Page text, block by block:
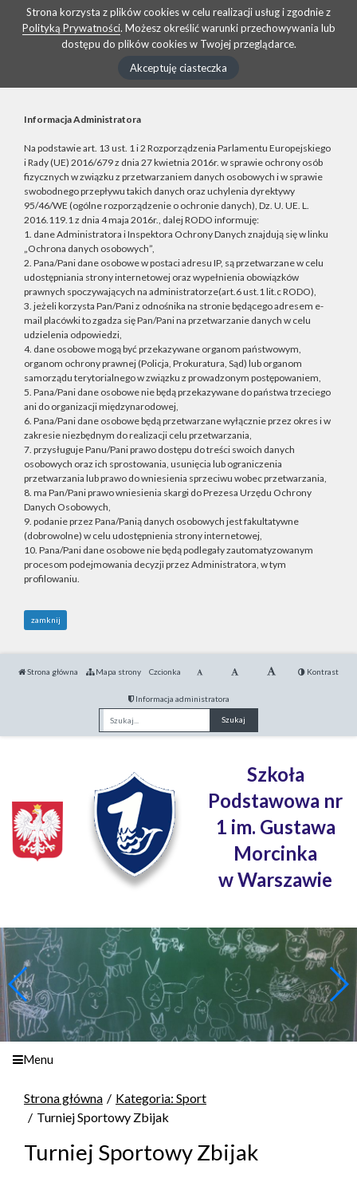
Strona korzysta z plików cookies w celu realizacji usług i zgodnie z
Polityką Prywatności. Możesz określić warunki przechowywania lub
dostępu do plików cookies w Twojej przeglądarce.
Akceptuję ciasteczka
Informacja Administratora
Na podstawie art. 13 ust. 1 i 2 Rozporządzenia Parlamentu Europejskiego
i Rady (UE) 2016/679 z dnia 27 kwietnia 2016r. w sprawie ochrony osób
fizycznych w związku z przetwarzaniem danych osobowych i w sprawie
swobodnego przepływu takich danych oraz uchylenia dyrektywy
95/46/WE (ogólne rozporządzenie o ochronie danych), Dz. U. UE. L.
2016.119.1 z dnia 4 maja 2016r., dalej RODO informuję:
1. dane Administratora i Inspektora Ochrony Danych znajdują się w linku
„Ochrona danych osobowych”,
2. Pana/Pani dane osobowe w postaci adresu IP, są przetwarzane w celu
udostępniania strony internetowej oraz wypełnienia obowiązków
prawnych spoczywających na administratorze(art.6 ust.1 lit.c RODO),
3. jeżeli korzysta Pan/Pani z odnośnika na stronie będącego adresem e-
mail placówki to zgadza się Pan/Pani na przetwarzanie danych w celu
udzielenia odpowiedzi,
4. dane osobowe mogą być przekazywane organom państwowym,
organom ochrony prawnej (Policja, Prokuratura, Sąd) lub organom
samorządu terytorialnego w związku z prowadzonym postępowaniem,
5. Pana/Pani dane osobowe nie będą przekazywane do państwa trzeciego
ani do organizacji międzynarodowej,
6. Pana/Pani dane osobowe będą przetwarzane wyłącznie przez okres i w
zakresie niezbędnym do realizacji celu przetwarzania,
7. przysługuje Panu/Pani prawo dostępu do treści swoich danych
osobowych oraz ich sprostowania, usunięcia lub ograniczenia
przetwarzania lub prawo do wniesienia sprzeciwu wobec przetwarzania,
8. ma Pan/Pani prawo wniesienia skargi do Prezesa Urzędu Ochrony
Danych Osobowych,
9. podanie przez Pana/Panią danych osobowych jest fakultatywne
(dobrowolne) w celu udostępnienia strony internetowej,
10. Pana/Pani dane osobowe nie będą podlegały zautomatyzowanym
procesom podejmowania decyzji przez Administratora, w tym
profilowaniu.
zamknij
Strona główna Mapa strony Czcionka Kontrast
Informacja administratora
Fraza
Szkoła
Podstawowa nr
1 im. Gustawa
Morcinka
w Warszawie
Menu
Strona główna
Kategoria: Sport
Turniej Sportowy Zbijak
Turniej Sportowy Zbijak